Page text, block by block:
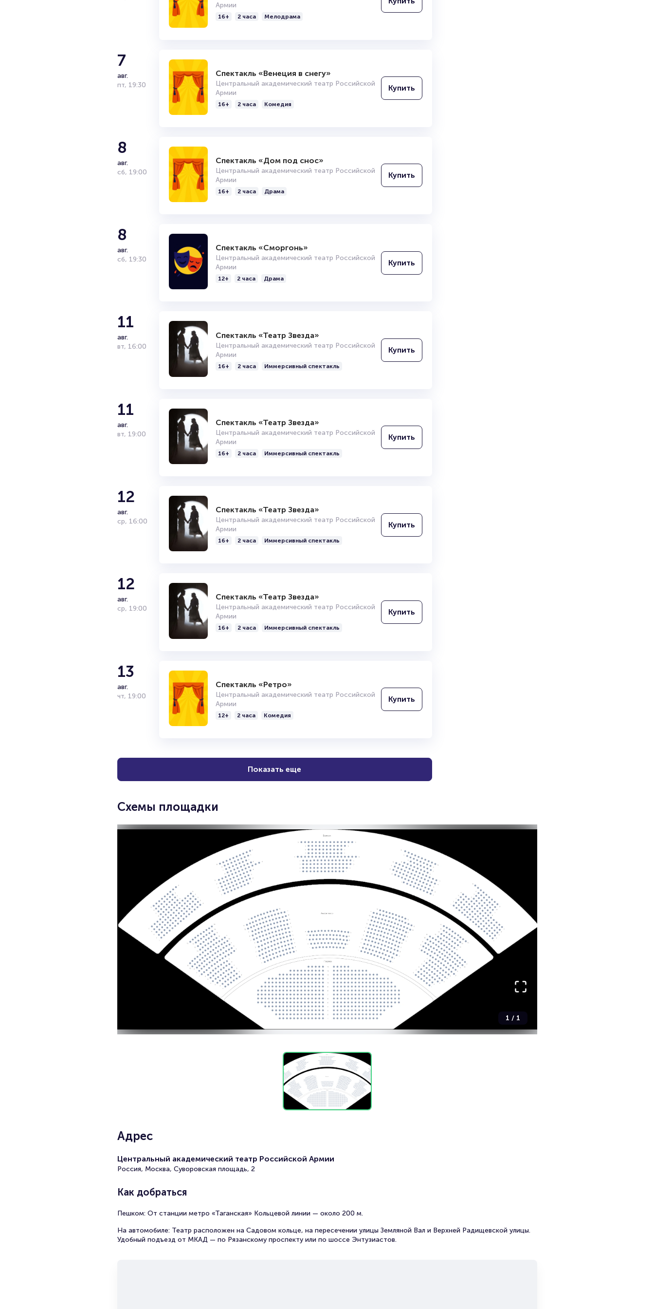
Адрес
Центральный академический театр Российской Армии
Россия, Москва, Суворовская площадь, 2
Как добраться
Пешком: От станции метро «Таганская» Кольцевой линии — около 200 м.
На автомобиле: Театр расположен на Садовом кольце, на пересечении улицы Земляной Вал и Верхней Радищевской улицы.
Удобный подъезд от МКАД — по Рязанскому проспекту или по шоссе Энтузиастов.
Армии
16+ 2 часа Мелодрама
7
авг.
пт, 19:30
Спектакль «Венеция в снегу»
Центральный академический театр Российской
Армии
16+ 2 часа Комедия
Купить
8
авг.
сб, 19:00
Спектакль «Дом под снос»
Центральный академический театр Российской
Армии
16+ 2 часа Драма
Купить
8
авг.
сб, 19:30
Спектакль «Сморгонь»
Центральный академический театр Российской
Армии
12+ 2 часа Драма
Купить
11
авг.
вт, 16:00
Спектакль «Театр Звезда»
Центральный академический театр Российской
Армии
16+ 2 часа Иммерсивный спектакль
Купить
11
авг.
вт, 19:00
Спектакль «Театр Звезда»
Центральный академический театр Российской
Армии
16+ 2 часа Иммерсивный спектакль
Купить
12
авг.
ср, 16:00
Спектакль «Театр Звезда»
Центральный академический театр Российской
Армии
16+ 2 часа Иммерсивный спектакль
Купить
12
авг.
ср, 19:00
Спектакль «Театр Звезда»
Центральный академический театр Российской
Армии
16+ 2 часа Иммерсивный спектакль
Купить
13
авг.
чт, 19:00
Спектакль «Ретро»
Центральный академический театр Российской
Армии
12+ 2 часа Комедия
Купить
Показать еще
Схемы площадки
1 / 1